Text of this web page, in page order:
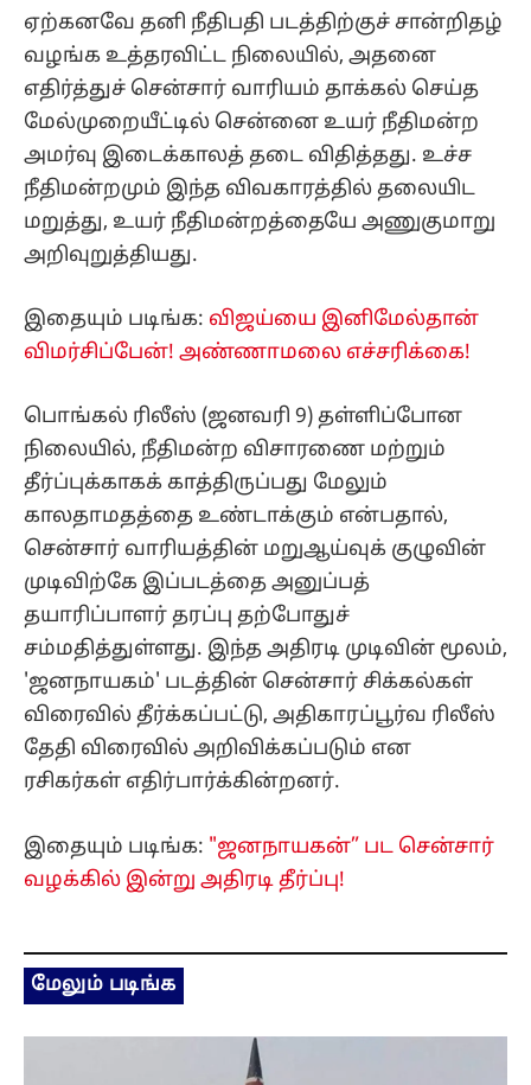
ஏற்கனவே தனி நீதிபதி படத்திற்குச் சான்றிதழ்
வழங்க உத்தரவிட்ட நிலையில், அதனை
எதிர்த்துச் சென்சார் வாரியம் தாக்கல் செய்த
மேல்முறையீட்டில் சென்னை உயர் நீதிமன்ற
அமர்வு இடைக்காலத் தடை விதித்தது. உச்ச
நீதிமன்றமும் இந்த விவகாரத்தில் தலையிட
மறுத்து, உயர் நீதிமன்றத்தையே அணுகுமாறு
அறிவுறுத்தியது.
இதையும் படிங்க: விஜய்யை இனிமேல்தான்
விமர்சிப்பேன்! அண்ணாமலை எச்சரிக்கை!
பொங்கல் ரிலீஸ் (ஜனவரி 9) தள்ளிப்போன
நிலையில், நீதிமன்ற விசாரணை மற்றும்
தீர்ப்புக்காகக் காத்திருப்பது மேலும்
காலதாமதத்தை உண்டாக்கும் என்பதால்,
சென்சார் வாரியத்தின் மறுஆய்வுக் குழுவின்
முடிவிற்கே இப்படத்தை அனுப்பத்
தயாரிப்பாளர் தரப்பு தற்போதுச்
சம்மதித்துள்ளது. இந்த அதிரடி முடிவின் மூலம்,
'ஜனநாயகம்' படத்தின் சென்சார் சிக்கல்கள்
விரைவில் தீர்க்கப்பட்டு, அதிகாரப்பூர்வ ரிலீஸ்
தேதி விரைவில் அறிவிக்கப்படும் என
ரசிகர்கள் எதிர்பார்க்கின்றனர்.
இதையும் படிங்க: "ஜனநாயகன்” பட சென்சார்
வழக்கில் இன்று அதிரடி தீர்ப்பு!
மேலும் படிங்க